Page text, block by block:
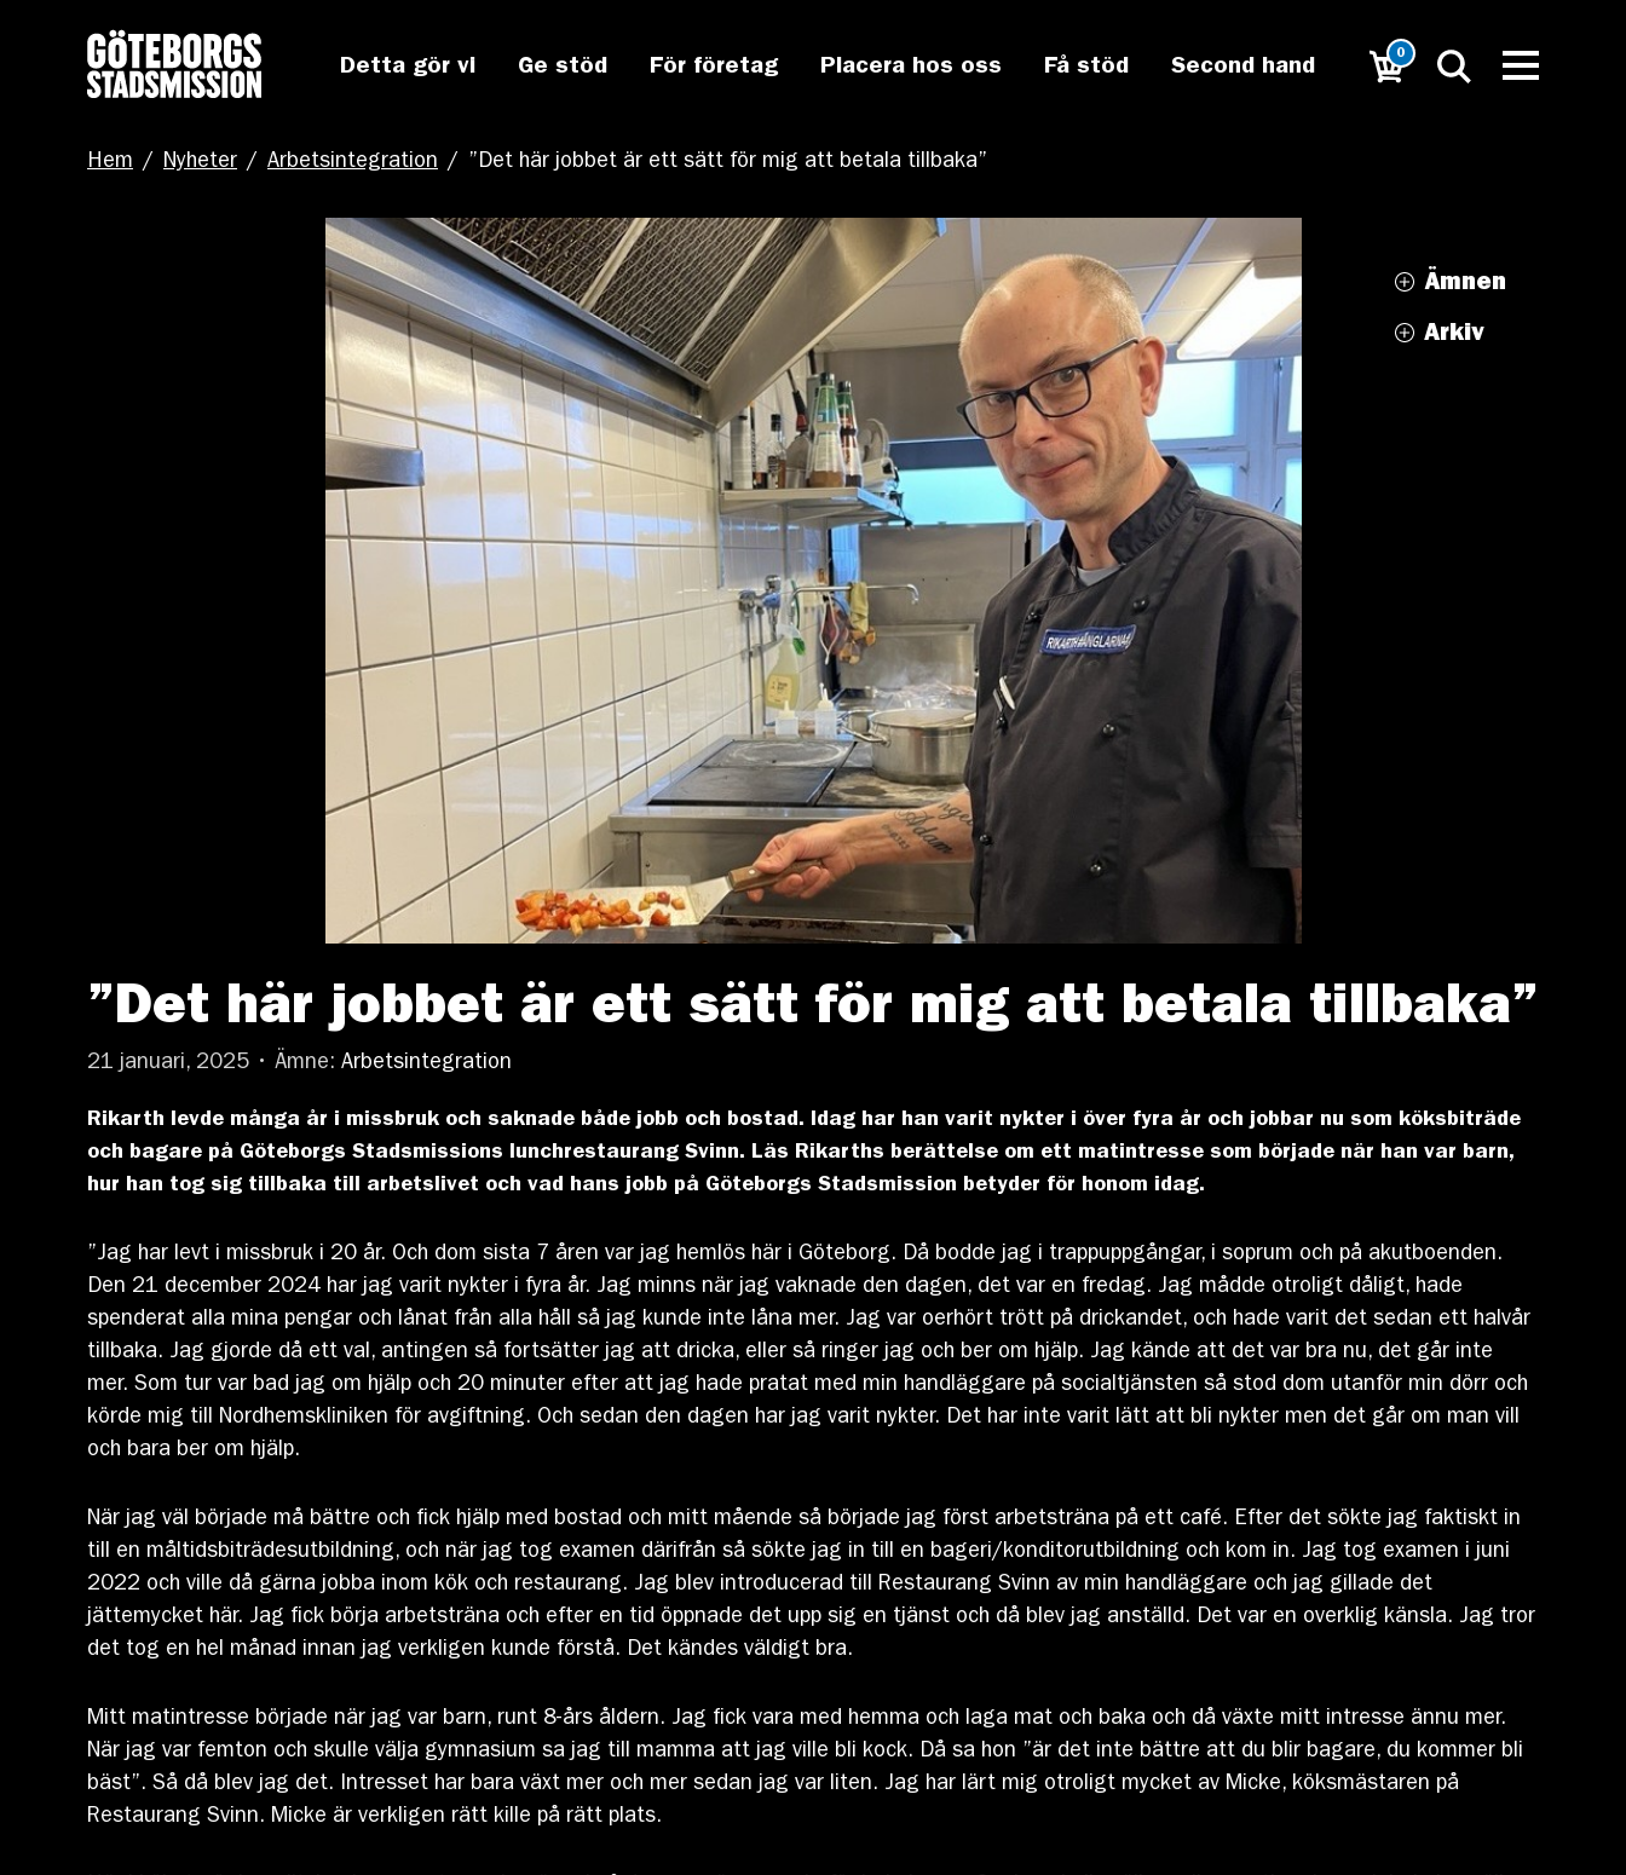
Detta gör vi Ge stöd För företag Placera hos oss Få stöd Second hand
0
Hem / Nyheter / Arbetsintegration / ”Det här jobbet är ett sätt för mig att betala tillbaka”
Ämnen
Arkiv
”Det här jobbet är ett sätt för mig att betala tillbaka”
21 januari, 2025 • Ämne: Arbetsintegration
Rikarth levde många år i missbruk och saknade både jobb och bostad. Idag har han varit nykter i över fyra år och jobbar nu som köksbiträde
och bagare på Göteborgs Stadsmissions lunchrestaurang Svinn. Läs Rikarths berättelse om ett matintresse som började när han var barn,
hur han tog sig tillbaka till arbetslivet och vad hans jobb på Göteborgs Stadsmission betyder för honom idag.
”Jag har levt i missbruk i 20 år. Och dom sista 7 åren var jag hemlös här i Göteborg. Då bodde jag i trappuppgångar, i soprum och på akutboenden.
Den 21 december 2024 har jag varit nykter i fyra år. Jag minns när jag vaknade den dagen, det var en fredag. Jag mådde otroligt dåligt, hade
spenderat alla mina pengar och lånat från alla håll så jag kunde inte låna mer. Jag var oerhört trött på drickandet, och hade varit det sedan ett halvår
tillbaka. Jag gjorde då ett val, antingen så fortsätter jag att dricka, eller så ringer jag och ber om hjälp. Jag kände att det var bra nu, det går inte
mer. Som tur var bad jag om hjälp och 20 minuter efter att jag hade pratat med min handläggare på socialtjänsten så stod dom utanför min dörr och
körde mig till Nordhemskliniken för avgiftning. Och sedan den dagen har jag varit nykter. Det har inte varit lätt att bli nykter men det går om man vill
och bara ber om hjälp.
När jag väl började må bättre och fick hjälp med bostad och mitt mående så började jag först arbetsträna på ett café. Efter det sökte jag faktiskt in
till en måltidsbiträdesutbildning, och när jag tog examen därifrån så sökte jag in till en bageri/konditorutbildning och kom in. Jag tog examen i juni
2022 och ville då gärna jobba inom kök och restaurang. Jag blev introducerad till Restaurang Svinn av min handläggare och jag gillade det
jättemycket här. Jag fick börja arbetsträna och efter en tid öppnade det upp sig en tjänst och då blev jag anställd. Det var en overklig känsla. Jag tror
det tog en hel månad innan jag verkligen kunde förstå. Det kändes väldigt bra.
Mitt matintresse började när jag var barn, runt 8-års åldern. Jag fick vara med hemma och laga mat och baka och då växte mitt intresse ännu mer.
När jag var femton och skulle välja gymnasium sa jag till mamma att jag ville bli kock. Då sa hon ”är det inte bättre att du blir bagare, du kommer bli
bäst”. Så då blev jag det. Intresset har bara växt mer och mer sedan jag var liten. Jag har lärt mig otroligt mycket av Micke, köksmästaren på
Restaurang Svinn. Micke är verkligen rätt kille på rätt plats.